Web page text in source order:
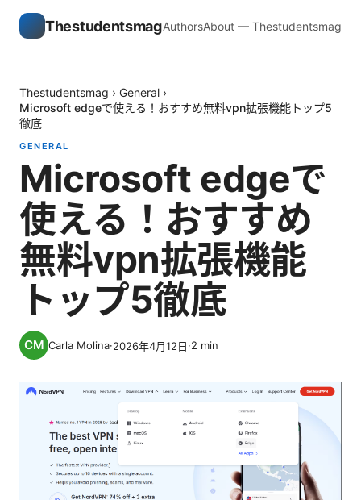
ThestudentsmagAuthorsAbout — Thestudentsmag
Thestudentsmag › General ›
Microsoft edgeで使える！おすすめ無料vpn拡張機能トップ5
徹底
GENERAL
Microsoft edgeで
使える！おすすめ
無料vpn拡張機能
トップ5徹底
Carla Molina·2026年4月12日·2 min